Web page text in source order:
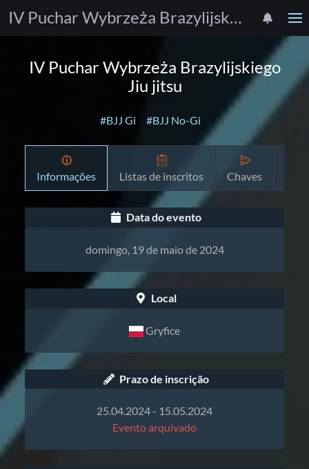
IV Puchar Wybrzeża Brazylijskiego Jiu jitsu
IV Puchar Wybrzeża Brazylijskiego
Jiu jitsu
#BJJ Gi #BJJ No-Gi
Informações Listas de inscritos Chaves
Data do evento
domingo, 19 de maio de 2024
Local
Gryfice
Prazo de inscrição
25.04.2024 - 15.05.2024
Evento arquivado